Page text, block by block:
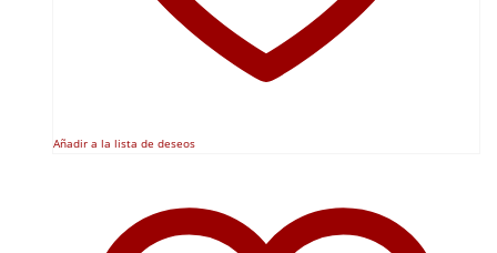
Añadir a la lista de deseos